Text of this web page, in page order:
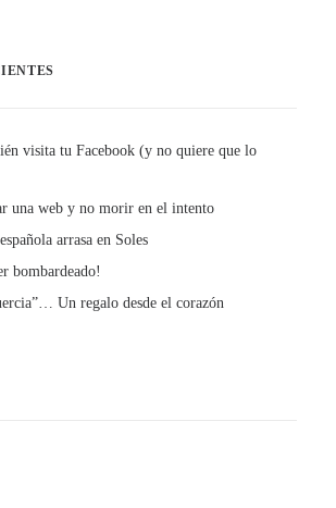
visita tu Facebook (y no quiere que lo
una web y no morir en el intento
arrasa en Soles
bombardeado!
Un regalo desde el corazón